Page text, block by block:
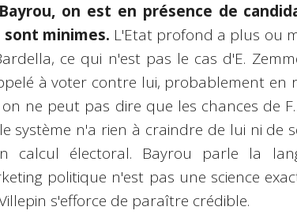
on est en présence de
minimes. L'Etat profond a plus ou
ce qui n'est pas le cas d'E.
à voter contre lui, probablement en
ne peut pas dire que les chances de
système n'a rien à craindre de lui ni de
calcul électoral. Bayrou parle la
politique n'est pas une science
s'efforce de paraître crédible.